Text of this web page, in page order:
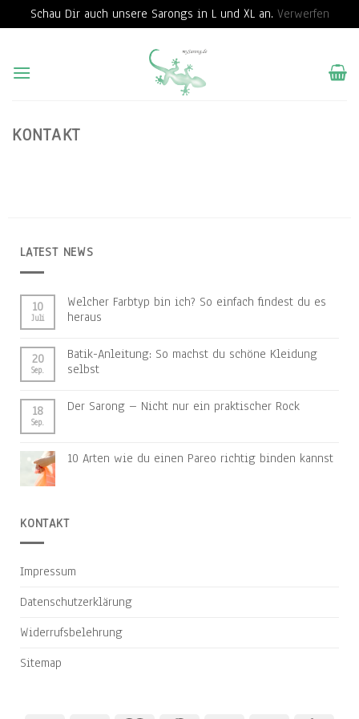
Schau Dir auch unsere Sarongs in L und XL an. Verwerfen
content
KONTAKT
LATEST NEWS
10
Juli
Welcher Farbtyp bin ich? So einfach findest du es
heraus
20
Sep.
Batik-Anleitung: So machst du schöne Kleidung
selbst
18
Sep.
Der Sarong – Nicht nur ein praktischer Rock
10 Arten wie du einen Pareo richtig binden kannst
KONTAKT
Impressum
Datenschutzerklärung
Widerrufsbelehrung
Sitemap